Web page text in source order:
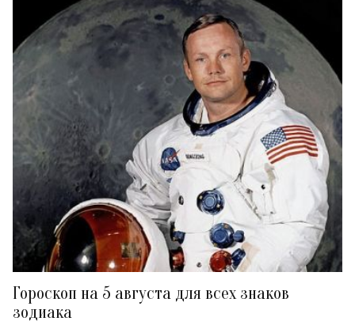
Гороскоп на 5 августа для всех знаков
зодиака